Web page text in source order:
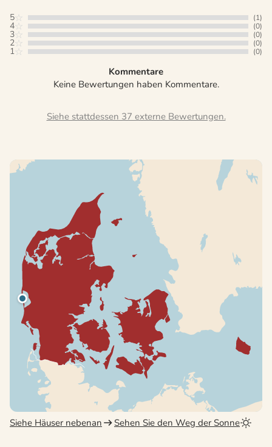
5 (1)
4 (0)
3 (0)
2 (0)
1 (0)
Kommentare
Keine Bewertungen haben Kommentare.
Siehe stattdessen 37 externe Bewertungen.
Siehe Häuser nebenan Sehen Sie den Weg der Sonne